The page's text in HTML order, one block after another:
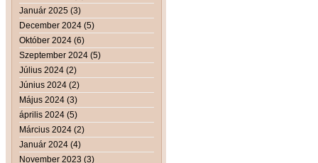
Január 2025 (3)
December 2024 (5)
Október 2024 (6)
Szeptember 2024 (5)
Július 2024 (2)
Június 2024 (2)
Május 2024 (3)
április 2024 (5)
Március 2024 (2)
Január 2024 (4)
November 2023 (3)